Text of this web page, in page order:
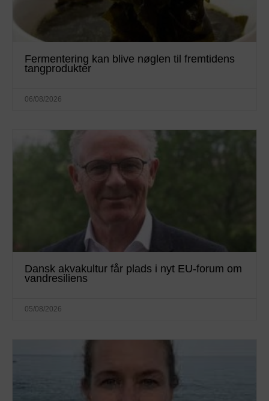
Fermentering kan blive nøglen til fremtidens
tangprodukter
06/08/2026
Dansk akvakultur får plads i nyt EU-forum om
vandresiliens
05/08/2026